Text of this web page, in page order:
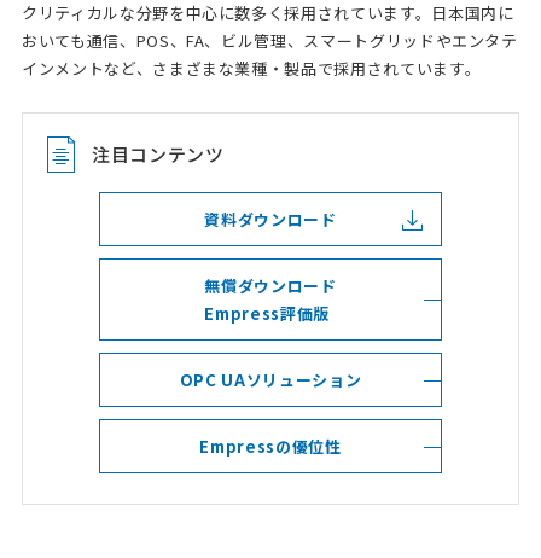
クリティカルな分野を中心に数多く採用されています。日本国内に
おいても通信、POS、FA、ビル管理、スマートグリッドやエンタテ
インメントなど、さまざまな業種・製品で採用されています。
注目コンテンツ
資料ダウンロード
無償ダウンロード
Empress評価版
OPC UAソリューション
Empressの優位性